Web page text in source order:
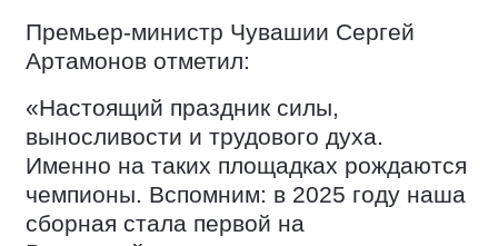
Премьер-министр Чувашии Сергей
Артамонов отметил:
«Настоящий праздник силы,
выносливости и трудового духа.
Именно на таких площадках рождаются
чемпионы. Вспомним: в 2025 году наша
сборная стала первой на